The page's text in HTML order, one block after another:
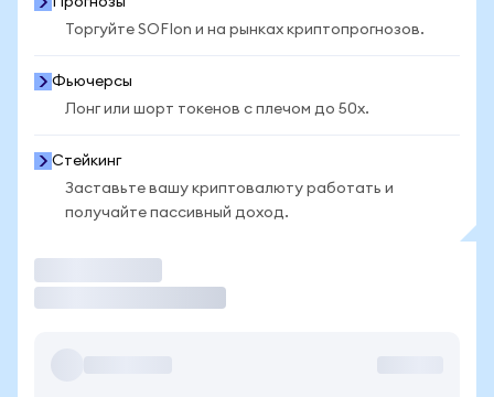
Торгуйте SOFIon и на рынках криптопрогнозов.
Фьючерсы
Лонг или шорт токенов с плечом до 50x.
Стейкинг
Заставьте вашу криптовалюту работать и
получайте пассивный доход.